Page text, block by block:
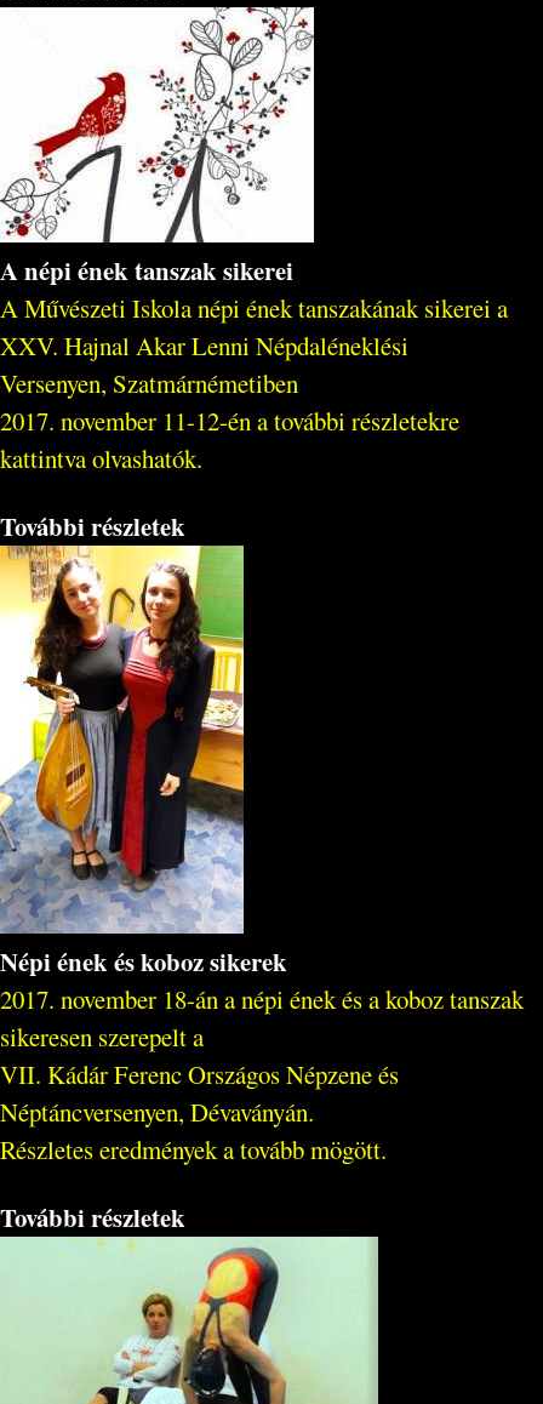
A népi ének tanszak sikerei
A Művészeti Iskola népi ének tanszakának sikerei a
XXV. Hajnal Akar Lenni Népdaléneklési
Versenyen, Szatmárnémetiben
2017. november 11-12-én a további részletekre
kattintva olvashatók.
További részletek
Népi ének és koboz sikerek
2017. november 18-án a népi ének és a koboz tanszak
sikeresen szerepelt a
VII. Kádár Ferenc Országos Népzene és
Néptáncversenyen, Dévaványán.
Részletes eredmények a tovább mögött.
További részletek